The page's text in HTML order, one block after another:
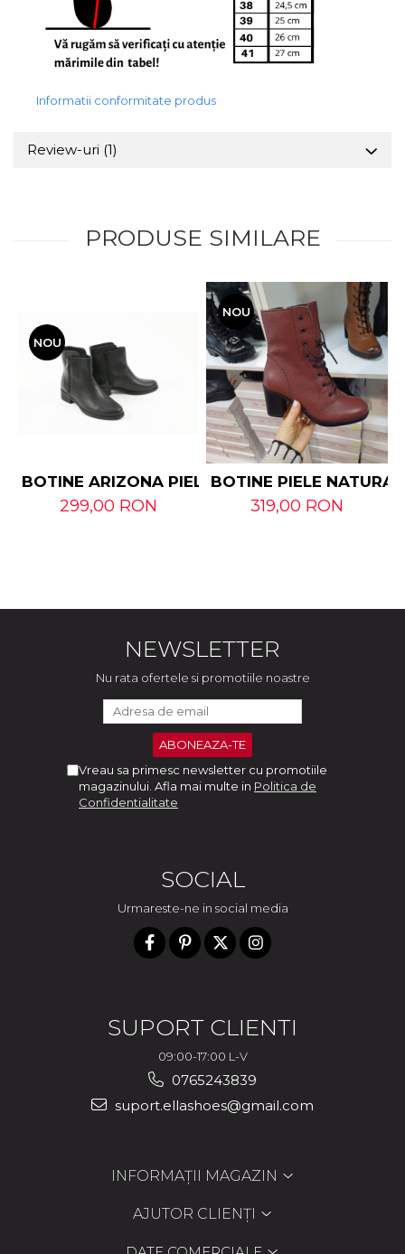
Informatii conformitate produs
Review-uri (1)
PRODUSE SIMILARE
NOU
BOTINE ARIZONA PIELE NATURALA
299,00 RON
NOU
BOTINE PIELE
319,00 RON
NEWSLETTER
Nu rata ofertele si promotiile noastre
Vreau sa primesc newsletter cu promotiile
magazinului. Afla mai multe in Politica de
Confidentialitate
SOCIAL
Urmareste-ne in social media
SUPORT CLIENTI
09:00-17:00 L-V
0765243839
suport.ellashoes@gmail.com
INFORMAȚII MAGAZIN
AJUTOR CLIENȚI